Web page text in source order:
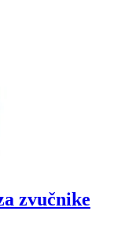
zvučnike